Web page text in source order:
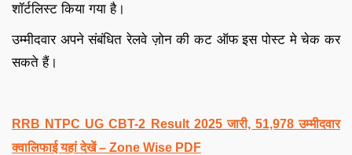
शॉर्टलिस्ट किया गया है।
उम्मीदवार अपने संबंधित रेलवे ज़ोन की कट ऑफ इस पोस्ट मे चेक कर
सकते हैं।
RRB NTPC UG CBT-2 Result 2025 जारी, 51,978 उम्मीदवार
क्वालिफाई यहां देखें – Zone Wise PDF